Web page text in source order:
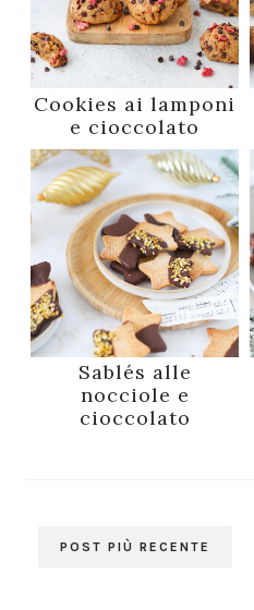
Cookies ai lamponi
e cioccolato
Sablés alle
nocciole e
cioccolato
POST PIÙ RECENTE